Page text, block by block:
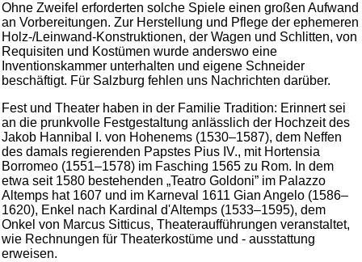
Ohne Zweifel erforderten solche Spiele einen großen Aufwand
an Vorbereitungen. Zur Herstellung und Pflege der ephemeren
Holz-/Leinwand-Konstruktionen, der Wagen und Schlitten, von
Requisiten und Kostümen wurde anderswo eine
Inventionskammer unterhalten und eigene Schneider
beschäftigt. Für Salzburg fehlen uns Nachrichten darüber.
Fest und Theater haben in der Familie Tradition: Erinnert sei
an die prunkvolle Festgestaltung anlässlich der Hochzeit des
Jakob Hannibal I. von Hohenems (1530–1587), dem Neffen
des damals regierenden Papstes Pius IV., mit Hortensia
Borromeo (1551–1578) im Fasching 1565 zu Rom. In dem
etwa seit 1580 bestehenden „Teatro Goldoni” im Palazzo
Altemps hat 1607 und im Karneval 1611 Gian Angelo (1586–
1620), Enkel nach Kardinal d'Altemps (1533–1595), dem
Onkel von Marcus Sitticus, Theateraufführungen veranstaltet,
wie Rechnungen für Theaterkostüme und - ausstattung
erweisen.